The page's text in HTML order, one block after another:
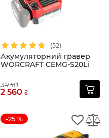
(52)
Акумуляторний гравер
WORCRAFT CEMG-S20Li
3 740
2 560 ₴
-25 %